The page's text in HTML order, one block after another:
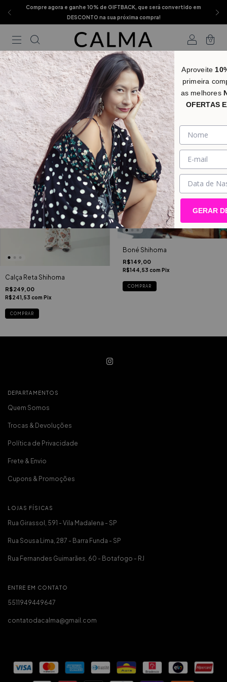
Compre agora e ganhe 10% de GIFTBACK, que será convertido em
DESCONTO na sua próxima compra!
0
Início . Estampas . CALMA + SHIHOMA
CALMA + SHIHOMA FILTRAR
Calça Reta Shihoma
R$249,00
R$241,53 com Pix
COMPRAR
Boné Shihoma
R$149,00
R$144,53 com Pix
COMPRAR
DEPARTAMENTOS
Quem Somos
Trocas & Devoluções
Política de Privacidade
Frete & Envio
Cupons & Promoções
LOJAS FÍSICAS
Rua Girassol, 591 - Vila Madalena - SP
Rua Sousa Lima, 287 - Barra Funda - SP
Rua Fernandes Guimarães, 60 - Botafogo - RJ
ENTRE EM CONTATO
5511949449647
contatodacalma@gmail.com
Aproveite
primeira
as melhores
OFERTAS
GERAR